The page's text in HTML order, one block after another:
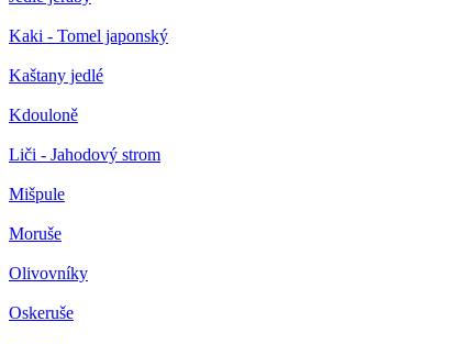
Kaki - Tomel japonský
Kaštany jedlé
Kdouloně
Liči - Jahodový strom
Mišpule
Moruše
Olivovníky
Oskeruše